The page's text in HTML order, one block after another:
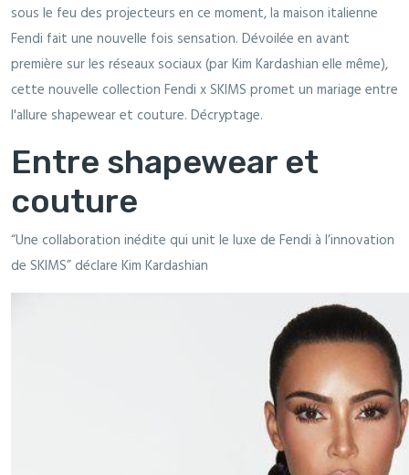
sous le feu des projecteurs en ce moment, la maison italienne
Fendi fait une nouvelle fois sensation. Dévoilée en avant
première sur les réseaux sociaux (par Kim Kardashian elle même),
cette nouvelle collection Fendi x SKIMS promet un mariage entre
l'allure shapewear et couture. Décryptage.
Entre shapewear et
couture
“Une collaboration inédite qui unit le luxe de Fendi à l’innovation
de SKIMS” déclare Kim Kardashian